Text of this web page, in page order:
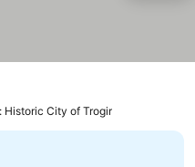
City of Trogir